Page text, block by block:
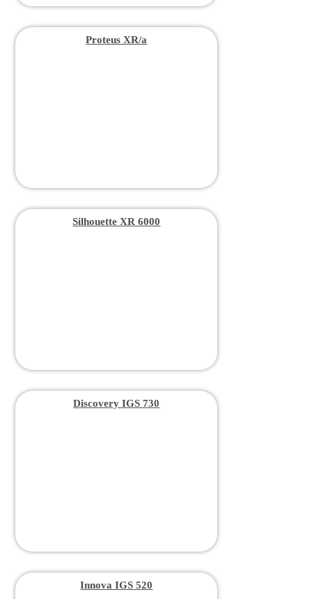
Proteus XR/a
Silhouette XR 6000
Discovery IGS 730
Innova IGS 520